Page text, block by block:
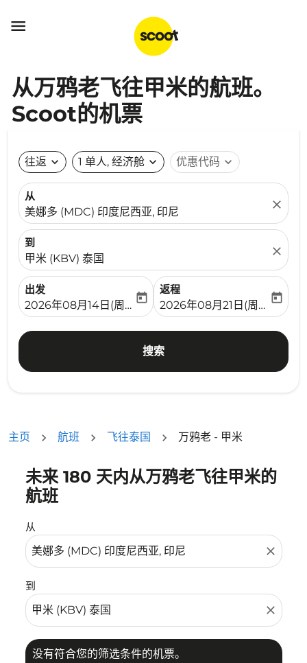

从万鸦老飞往甲米的航班。
Scoot的机票
往返 expand_more 1 单人, 经济舱 expand_more 优惠代码 expand_more
从
美娜多 (MDC) 印度尼西亚, 印尼
close
到
甲米 (KBV) 泰国
close
出发
fc-booking-departure-date-aria-label
2026年08月14日(周五)
today
返程
fc-booking-return-date-
2026年08月21日(周五)
today
搜索
主页 航班 飞往泰国 万鸦老 - 甲米
未来 180 天内从万鸦老飞往甲米的
航班
从
close
到
close
没有符合您的筛选条件的机票。
没有符合您的筛选条件的机票。请调整您的筛选条件。